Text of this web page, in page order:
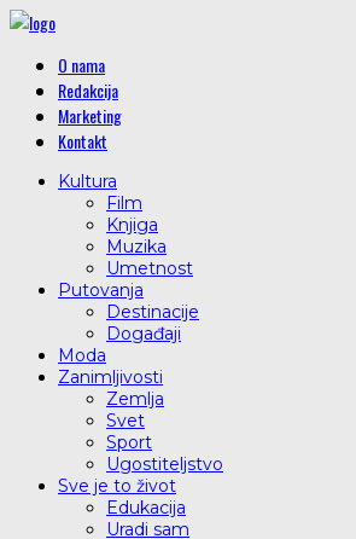
O nama
Redakcija
Marketing
Kontakt
Kultura
Film
Knjiga
Muzika
Umetnost
Putovanja
Destinacije
Događaji
Moda
Zanimljivosti
Zemlja
Svet
Sport
Ugostiteljstvo
Sve je to život
Edukacija
Uradi sam